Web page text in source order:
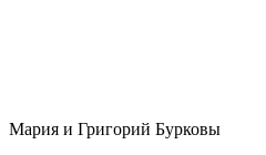
Мария и Григорий Бурковы